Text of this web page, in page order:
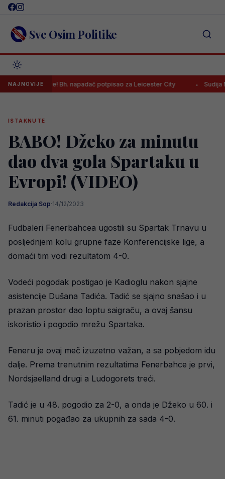
Skip
content Sve Osim Politike
NAJNOVIJE
karijere! Bh. napadač potpisao za Leicester City Sudija Musić
ISTAKNUTE
BABO! Džeko za minutu
dao dva gola Spartaku u
Evropi! (VIDEO)
Redakcija Sop·14/12/2023
Fudbaleri Fenerbahcea ugostili su Spartak Trnavu u
posljednjem kolu grupne faze Konferencijske lige, a
domaći tim vodi rezultatom 4-0.
Vodeći pogodak postigao je Kadioglu nakon sjajne
asistencije Dušana Tadića. Tadić se sjajno snašao i u
prazan prostor dao loptu saigraču, a ovaj šansu
iskoristio i pogodio mrežu Spartaka.
Feneru je ovaj meč izuzetno važan, a sa pobjedom idu
dalje. Prema trenutnim rezultatima Fenerbahce je prvi,
Nordsjaelland drugi a Ludogorets treći.
Tadić je u 48. pogodio za 2-0, a onda je Džeko u 60. i
61. minuti pogađao za ukupnih za sada 4-0.